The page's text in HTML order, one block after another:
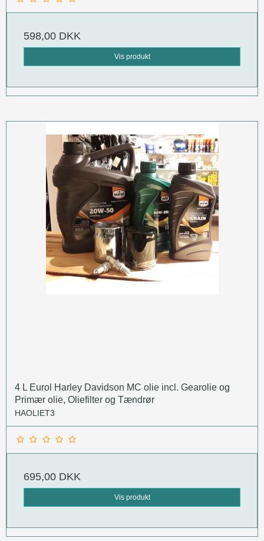
598,00 DKK
Vis produkt
4 L Eurol Harley Davidson MC olie incl. Gearolie og
Primær olie, Oliefilter og Tændrør
HAOLIET3
695,00 DKK
Vis produkt